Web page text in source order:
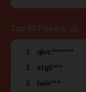
Top 10 Players
1 qkrc*******
2
etg6***
3
hale***